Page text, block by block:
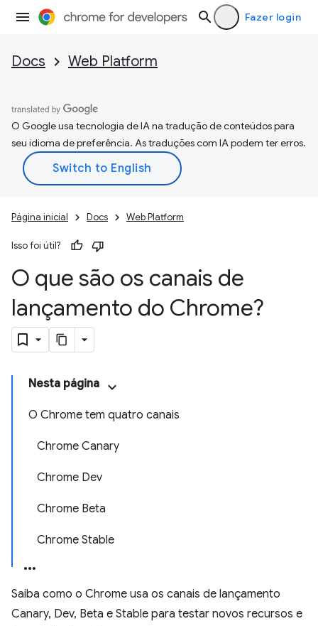
Fazer login
Docs Web Platform
O Google usa tecnologia de IA na tradução de conteúdos para
seu idioma de preferência. As traduções com IA podem ter erros.
Página inicial Docs Web Platform
Isso foi útil?
O que são os canais de
lançamento do Chrome?
Nesta página
O Chrome tem quatro canais
Chrome Canary
Chrome Dev
Chrome Beta
Chrome Stable
Saiba como o Chrome usa os canais de lançamento
Canary, Dev, Beta e Stable para testar novos recursos e